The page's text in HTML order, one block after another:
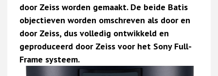
door Zeiss worden gemaakt. De beide Batis
objectieven worden omschreven als door en
door Zeiss, dus volledig ontwikkeld en
geproduceerd door Zeiss voor het Sony Full-
Frame systeem.